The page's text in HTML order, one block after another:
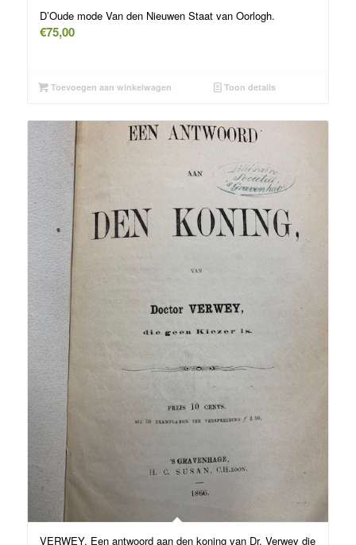
D’Oude mode Van den Nieuwen Staat van Oorlogh.
€75,00
Toevoegen aan winkelwagen Toon details
VERWEY, Een antwoord aan den koning van Dr. Verwey die